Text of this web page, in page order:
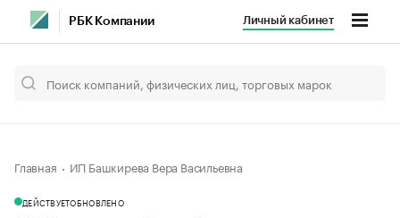
РБК Компании Личный кабинет
Главная ИП Башкирева Вера Васильевна
ДЕЙСТВУЕТОБНОВЛЕНО